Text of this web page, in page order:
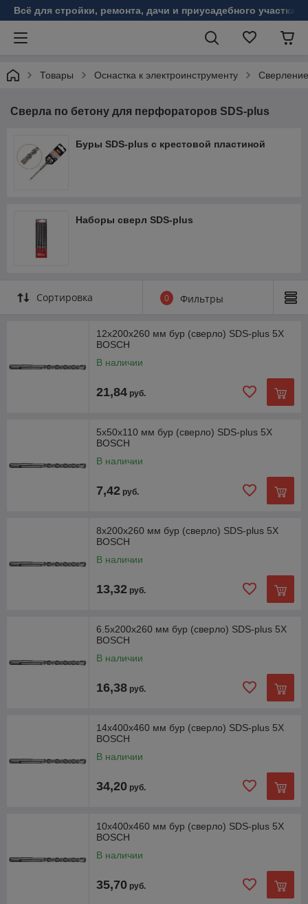
Всё для стройки, ремонта, дачи и приусадебного участка!
Товары Оснастка к электроинструменту Сверление
Сверла по бетону для перфораторов SDS-plus
Буры SDS-plus с крестовой пластиной
Наборы сверл SDS-plus
Сортировка 0 Фильтры
12х200х260 мм бур (сверло) SDS-plus 5X
BOSCH
В наличии
21,84 руб.
5х50х110 мм бур (сверло) SDS-plus 5X
BOSCH
В наличии
7,42 руб.
8х200х260 мм бур (сверло) SDS-plus 5X
BOSCH
В наличии
13,32 руб.
6.5х200х260 мм бур (сверло) SDS-plus 5X
BOSCH
В наличии
16,38 руб.
14х400х460 мм бур (сверло) SDS-plus 5X
BOSCH
В наличии
34,20 руб.
10х400х460 мм бур (сверло) SDS-plus 5X
BOSCH
В наличии
35,70 руб.